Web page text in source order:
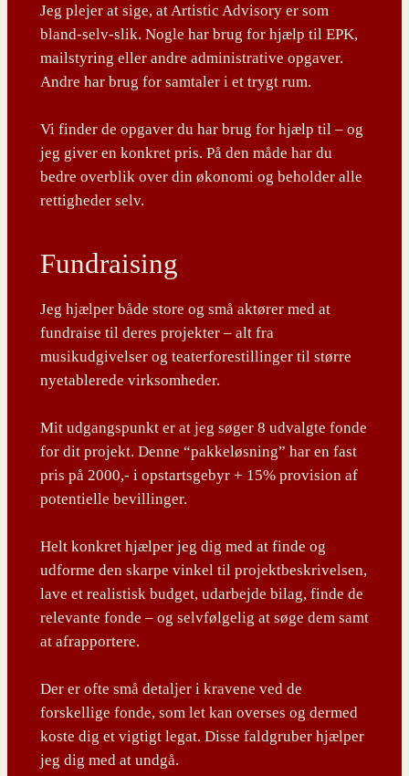
Jeg plejer at sige, at Artistic Advisory er som
bland-selv-slik. Nogle har brug for hjælp til EPK,
mailstyring eller andre administrative opgaver.
Andre har brug for samtaler i et trygt rum.
Vi finder de opgaver du har brug for hjælp til – og
jeg giver en konkret pris. På den måde har du
bedre overblik over din økonomi og beholder alle
rettigheder selv.
Fundraising
Jeg hjælper både store og små aktører med at
fundraise til deres projekter – alt fra
musikudgivelser og teaterforestillinger til større
nyetablerede virksomheder.
Mit udgangspunkt er at jeg søger 8 udvalgte fonde
for dit projekt. Denne “pakkeløsning” har en fast
pris på 2000,- i opstartsgebyr + 15% provision af
potentielle bevillinger.
Helt konkret hjælper jeg dig med at finde og
udforme den skarpe vinkel til projektbeskrivelsen,
lave et realistisk budget, udarbejde bilag, finde de
relevante fonde – og selvfølgelig at søge dem samt
at afrapportere.
Der er ofte små detaljer i kravene ved de
forskellige fonde, som let kan overses og dermed
koste dig et vigtigt legat. Disse faldgruber hjælper
jeg dig med at undgå.